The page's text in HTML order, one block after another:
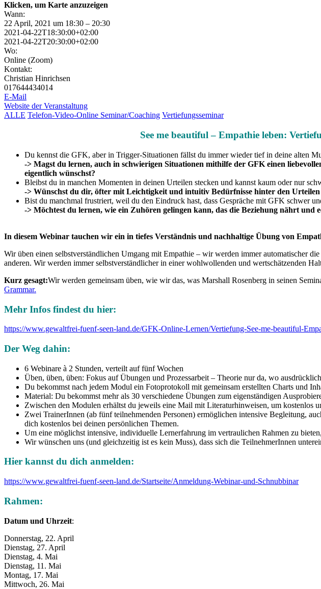
Klicken, um Karte anzuzeigen
Wann:
22 April, 2021 um 18:30 – 20:30
2021-04-22T18:30:00+02:00
2021-04-22T20:30:00+02:00
Wo:
Online (Zoom)
Kontakt:
Christian Hinrichsen
017644434014
E-Mail
Website der Veranstaltung
ALLE Telefon-Video-Online Seminar/Coaching Vertiefungsseminar
See me beautiful – Empathie leben:
Du kennst die GFK, aber in Trigger-Situationen fällst du immer wieder tief in deine alten
-> Magst du lernen, auch in schwierigen Situationen mithilfe der GFK einen
eigentlich wünschst?
Bleibst du in manchen Momenten in deinen Urteilen stecken und kannst kaum oder nur
-> Wünschst du dir, öfter mit Leichtigkeit und intuitiv Bedürfnisse hinter den
Bist du manchmal frustriert, weil du den Eindruck hast, dass Gespräche mit GFK schwer
-> Möchtest du lernen, wie ein Zuhören gelingen kann, das die Beziehung nährt und
In diesem Webinar tauchen wir ein in tiefes Verständnis und nachhaltige Übung von
Wir üben einen selbstverständlichen Umgang mit Empathie – wir werden immer automatischer
anderen. Wir werden immer selbstverständlicher in einer wohlwollenden und wertschätzenden
Kurz gesagt:Wir werden gemeinsam üben, wie wir das, was Marshall Rosenberg in seinen
Grammar.
Mehr Infos findest du hier:
https://www.gewaltfrei-fuenf-seen-land.de/GFK-Online-Lernen/Vertiefung-See-me-beautiful-
Der Weg dahin:
6 Webinare à 2 Stunden, verteilt auf fünf Wochen
Üben, üben, üben: Fokus auf Übungen und Prozessarbeit – Theorie nur da, wo
Du bekommst nach jedem Modul ein Fotoprotokoll mit gemeinsam erstellten Charts und
Material: Du bekommst mehr als 30 verschiedene Übungen zum eigenständigen
Zwischen den Modulen erhältst du jeweils eine Mail mit Literaturhinweisen, um kostenlos
Zwei TrainerInnen (ab fünf teilnehmenden Personen) ermöglichen intensive Begleitung,
dich kostenlos bei deinen persönlichen Themen.
Um eine möglichst intensive, individuelle Lernerfahrung im vertraulichen Rahmen zu
Wir wünschen uns (und gleichzeitig ist es kein Muss), dass sich die TeilnehmerInnen
Hier kannst du dich anmelden:
https://www.gewaltfrei-fuenf-seen-land.de/Startseite/Anmeldung-Webinar-und-Schnubbinar
Rahmen:
Datum und Uhrzeit:
Donnerstag, 22. April
Dienstag, 27. April
Dienstag, 4. Mai
Dienstag, 11. Mai
Montag, 17. Mai
Mittwoch, 26. Mai